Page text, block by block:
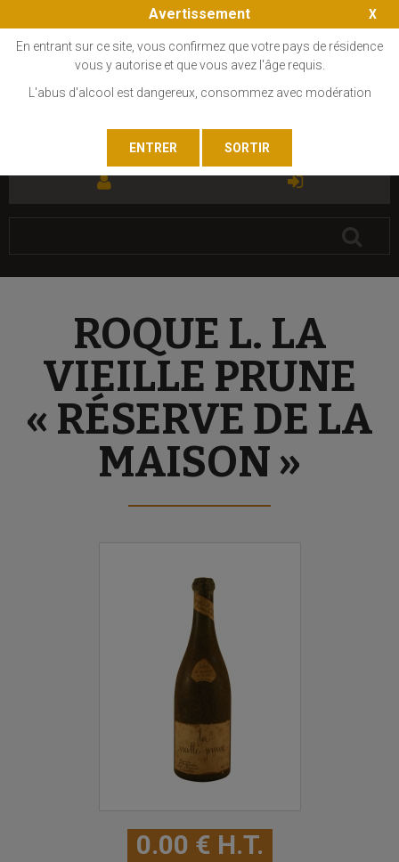
ROQUE L. LA
VIEILLE PRUNE
« RÉSERVE DE LA
MAISON »
0.00 € H.T.
Avertissement
En entrant sur ce site, vous confirmez que votre pays de résidence
vous y autorise et que vous avez l'âge requis.
L'abus d'alcool est dangereux, consommez avec modération